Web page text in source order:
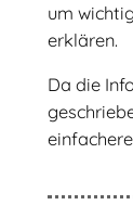
um
erklären.
Da die